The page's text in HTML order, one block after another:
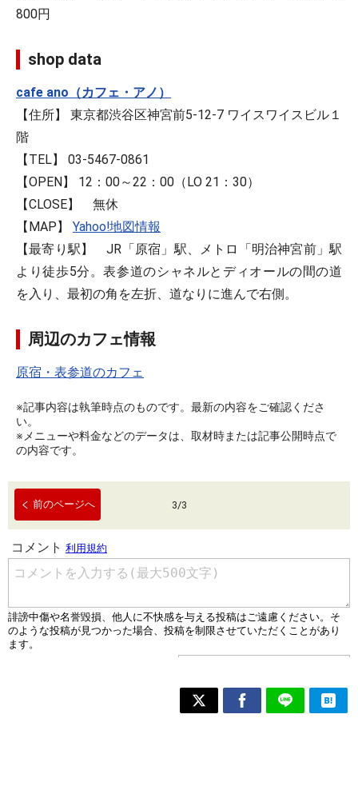
800円
shop data
cafe ano（カフェ・アノ）
【住所】 東京都渋谷区神宮前5-12-7 ワイスワイスビル１
階
【TEL】 03-5467-0861
【OPEN】 12：00～22：00（LO 21：30）
【CLOSE】 無休
【MAP】 Yahoo!地図情報
【最寄り駅】 JR「原宿」駅、メトロ「明治神宮前」駅
より徒歩5分。表参道のシャネルとディオールの間の道
を入り、最初の角を左折、道なりに進んで右側。
周辺のカフェ情報
原宿・表参道のカフェ
※記事内容は執筆時点のものです。最新の内容をご確認くださ
い。
※メニューや料金などのデータは、取材時または記事公開時点で
の内容です。
前のページへ 3/3